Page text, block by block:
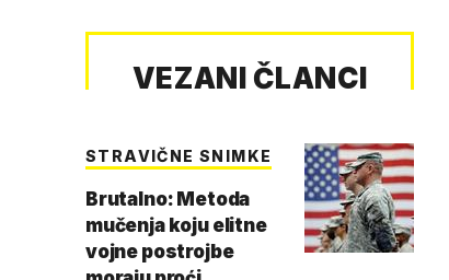
VEZANI ČLANCI
STRAVIČNE SNIMKE
Brutalno: Metoda
mučenja koju elitne
vojne postrojbe